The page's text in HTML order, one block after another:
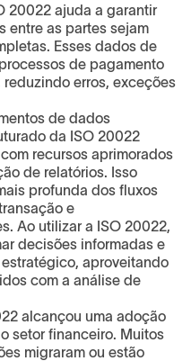
20022 ajuda a garantir
entre as partes sejam
Esses dados de
de pagamento
erros, exceções
de dados
da ISO 20022
recursos aprimorados
de relatórios. Isso
profunda dos fluxos
e
Ao utilizar a ISO 20022,
decisões informadas e
aproveitando
com a análise de
alcançou uma adoção
setor financeiro. Muitos
migraram ou estão